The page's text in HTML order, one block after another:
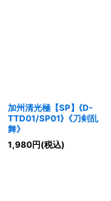
加州清光極【SP】{D-
TTD01/SP01}《刀剣乱
舞》
1,980円(税込)